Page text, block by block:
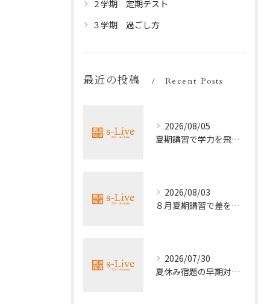
２学期 定期テスト
３学期 過ごし方
最近の投稿 Recent Posts
2026/08/05
夏期講習で学力を飛躍的に上げる方法
2026/08/03
８月夏期講習で差をつける受験勉強法
2026/07/30
夏休み宿題の早期対策ポイント